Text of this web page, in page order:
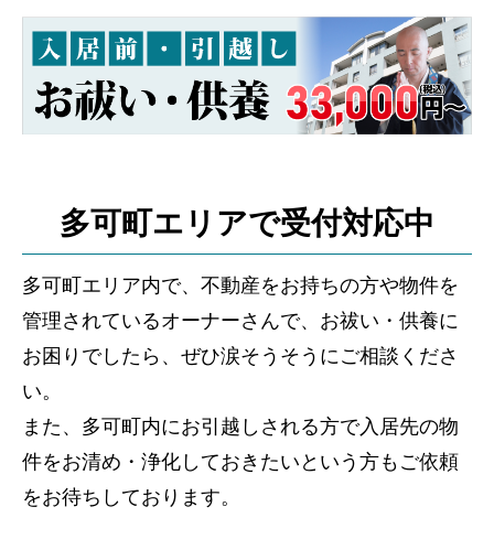
多可町エリアで受付対応中
多可町エリア内で、不動産をお持ちの方や物件を
管理されているオーナーさんで、お祓い・供養に
お困りでしたら、ぜひ涙そうそうにご相談くださ
い。
また、多可町内にお引越しされる方で入居先の物
件をお清め・浄化しておきたいという方もご依頼
をお待ちしております。